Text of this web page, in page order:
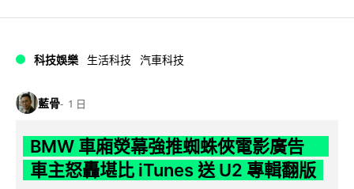
科技娛樂 生活科技 汽車科技
藍骨 1 日
BMW 車廂熒幕強推蜘蛛俠電影廣告
車主怒轟堪比 iTunes 送 U2 專輯翻版